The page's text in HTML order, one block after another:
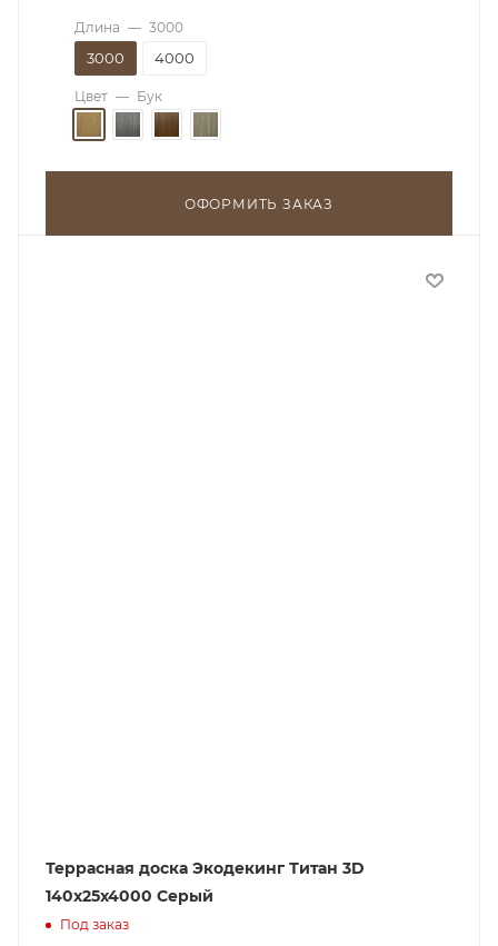
Длина — 3000
3000 4000
Цвет — Бук
ОФОРМИТЬ ЗАКАЗ
Террасная доска Экодекинг Титан 3D
140х25x4000 Серый
Под заказ